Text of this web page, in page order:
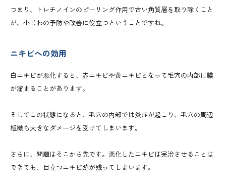
つまり、トレチノインのピーリング作用で古い角質層を取り除くこと
が、小じわの予防や改善に役立つということですね。
ニキビへの効用
白ニキビが悪化すると、赤ニキビや黄ニキビとなって毛穴の内部に膿
が溜まることがあります。
そしてこの状態になると、毛穴の内部では炎症が起こり、毛穴の周辺
組織も大きなダメージを受けてしまいます。
さらに、問題はそこから先です。悪化したニキビは完治させることは
できても、目立つニキビ跡が残ってしまいます。